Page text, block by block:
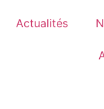
Actualités